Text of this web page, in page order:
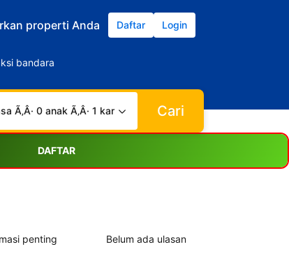
properti Anda Daftar Login
bandara
Ã‚Â· 0 anak Ã‚Â· 1 kamar Cari
DAFTAR
penting Belum ada ulasan